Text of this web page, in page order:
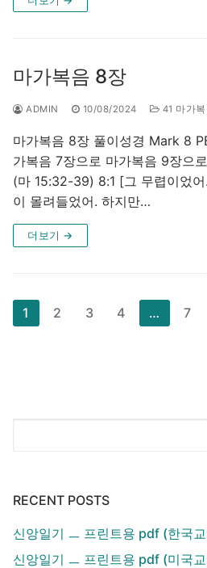
마가복음 8장
ADMIN 10/08/2024 41 마가
마가복음 8장 풀이성경 Mark 8
가복음 7장으로 마가복음 9장으
(마 15:32-39) 8:1 [그 무렵이었
이 몰려들었어. 하지만…
더보기 →
글
페
1 2 3 4 … 7
RECENT POSTS
신앙일기 ㅡ 프린트용 pdf (한국
신앙일기 ㅡ 프린트용 pdf (미국